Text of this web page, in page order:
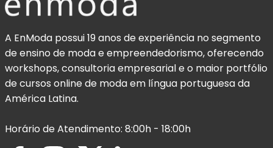
A EnModa possui 19 anos de experiência no segmento
de ensino de moda e empreendedorismo, oferecendo
workshops, consultoria empresarial e o maior portfólio
de cursos online de moda em língua portuguesa da
América Latina.
Horário de Atendimento: 8:00h - 18:00h